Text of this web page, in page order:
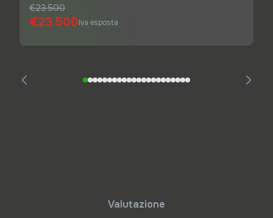
€23.500
€23.500Iva esposta
Valutazione